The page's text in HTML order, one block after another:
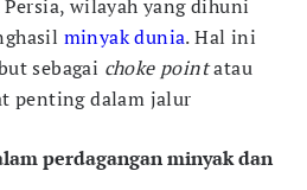
wilayah yang dihuni
minyak dunia. Hal ini
sebagai choke pointatau
penting dalam jalur
perdagangan minyak dan